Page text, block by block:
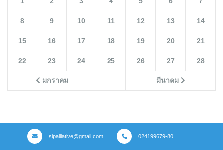
มกราคม มีนาคม
8 9 10 11 12 13 14
15 16 17 18 19 20 21
22 23 24 25 26 27 28
sipalliative@gmail.com 024199679-80